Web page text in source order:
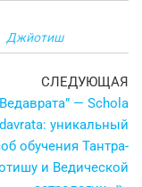
Джйотиш
СЛЕДУЮЩАЯ
— Schola
уникальный
обучения Тантра-
и Ведической